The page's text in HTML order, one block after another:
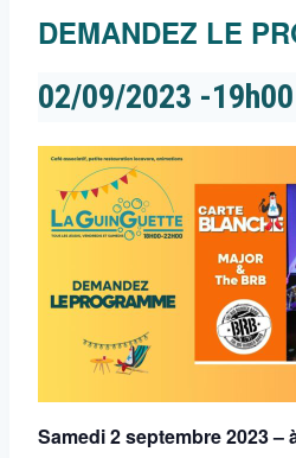
DEMANDEZ LE
02/09/2023 -19h00
Samedi 2 septembre 2023 –